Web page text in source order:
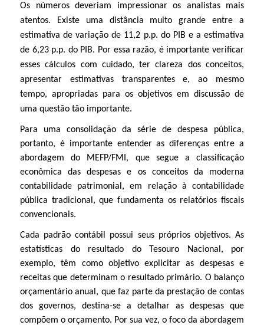
Os números deveriam impressionar os analistas mais
atentos. Existe uma distância muito grande entre a
estimativa de variação de 11,2 p.p. do PIB e a estimativa
de 6,23 p.p. do PIB. Por essa razão, é importante verificar
esses cálculos com cuidado, ter clareza dos conceitos,
apresentar estimativas transparentes e, ao mesmo
tempo, apropriadas para os objetivos em discussão de
uma questão tão importante.
Para uma consolidação da série de despesa pública,
portanto, é importante entender as diferenças entre a
abordagem do MEFP/FMI, que segue a classificação
econômica das despesas e os conceitos da moderna
contabilidade patrimonial, em relação à contabilidade
pública tradicional, que fundamenta os relatórios fiscais
convencionais.
Cada padrão contábil possui seus próprios objetivos. As
estatísticas do resultado do Tesouro Nacional, por
exemplo, têm como objetivo explicitar as despesas e
receitas que determinam o resultado primário. O balanço
orçamentário anual, que faz parte da prestação de contas
dos governos, destina-se a detalhar as despesas que
compõem o orçamento. Por sua vez, o foco da abordagem